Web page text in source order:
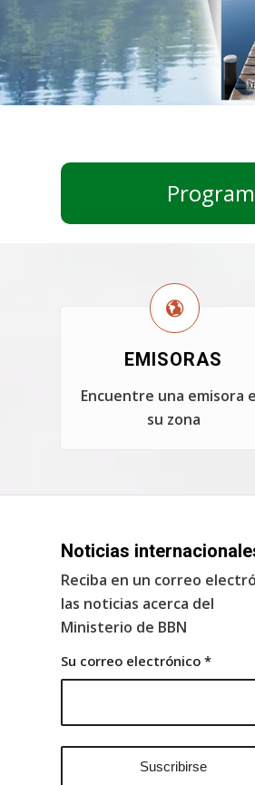
EMISORAS
Encuentre una emisora
su zona
Noticias
Reciba en un correo
las noticias acerca del
Ministerio de BBN
Su correo electrónico *